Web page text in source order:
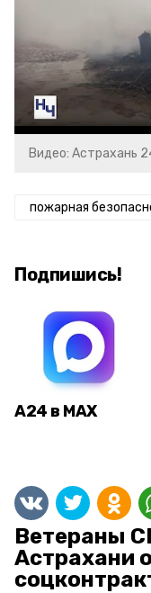
Видео: Астрахань
пожарная
Подпишись!
А24 в MAX
Ветераны
Астрахани